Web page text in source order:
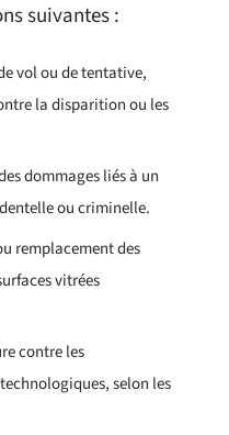
suivantes :
vol ou de tentative,
la disparition ou les
dommages liés à un
ou criminelle.
remplacement des
vitrées
contre les
selon les